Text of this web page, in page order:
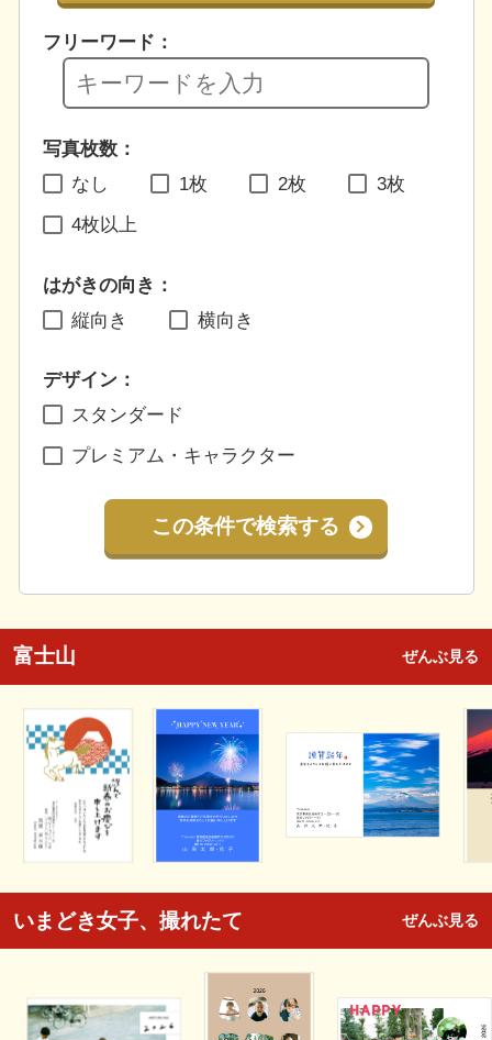
フリーワード：
写真枚数：
なし
1枚 2枚 3枚
4枚以上
はがきの向き：
縦向き
横向き
デザイン：
スタンダード
プレミアム・キャラクター
この条件で検索する
富士山 ぜんぶ見る
いまどき女子、撮れたて ぜんぶ見る